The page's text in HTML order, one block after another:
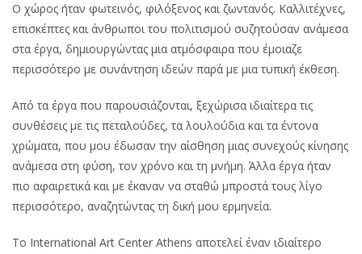
Ο χώρος ήταν φωτεινός, φιλόξενος και ζωντανός. Καλλιτέχνες,
επισκέπτες και άνθρωποι του πολιτισμού συζητούσαν ανάμεσα
στα έργα, δημιουργώντας μια ατμόσφαιρα που έμοιαζε
περισσότερο με συνάντηση ιδεών παρά με μια τυπική έκθεση.
Από τα έργα που παρουσιάζονται, ξεχώρισα ιδιαίτερα τις
συνθέσεις με τις πεταλούδες, τα λουλούδια και τα έντονα
χρώματα, που μου έδωσαν την αίσθηση μιας συνεχούς κίνησης
ανάμεσα στη φύση, τον χρόνο και τη μνήμη. Άλλα έργα ήταν
πιο αφαιρετικά και με έκαναν να σταθώ μπροστά τους λίγο
περισσότερο, αναζητώντας τη δική μου ερμηνεία.
Το International Art Center Athens αποτελεί έναν ιδιαίτερο